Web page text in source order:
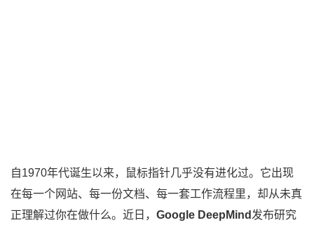
自1970年代诞生以来，鼠标指针几乎没有进化过。它出现
在每一个网站、每一份文档、每一套工作流程里，却从未真
正理解过你在做什么。近日， Google DeepMind 发布研究